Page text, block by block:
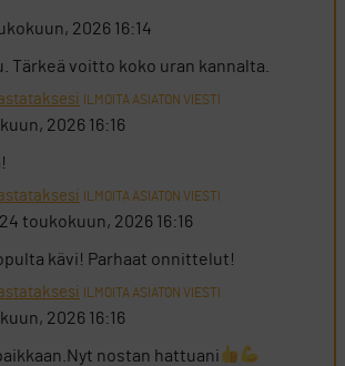
2026 16:14
Tärkeä voitto koko uran kannalta.
ILMOITA ASIATON VIESTI
2026 16:16
ILMOITA ASIATON VIESTI
24 toukokuun, 2026 16:16
kävi! Parhaat onnittelut!
ILMOITA ASIATON VIESTI
2026 16:16
nostan hattuani